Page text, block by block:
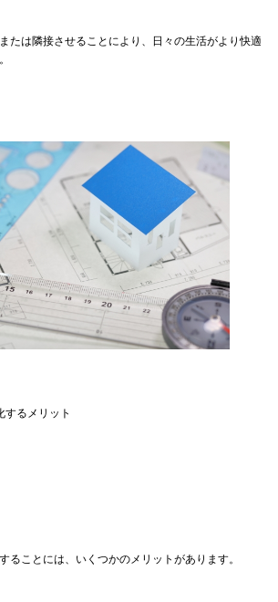
たは隣接させることにより、日々の生活がより快適
するメリット
ることには、いくつかのメリットがあります。